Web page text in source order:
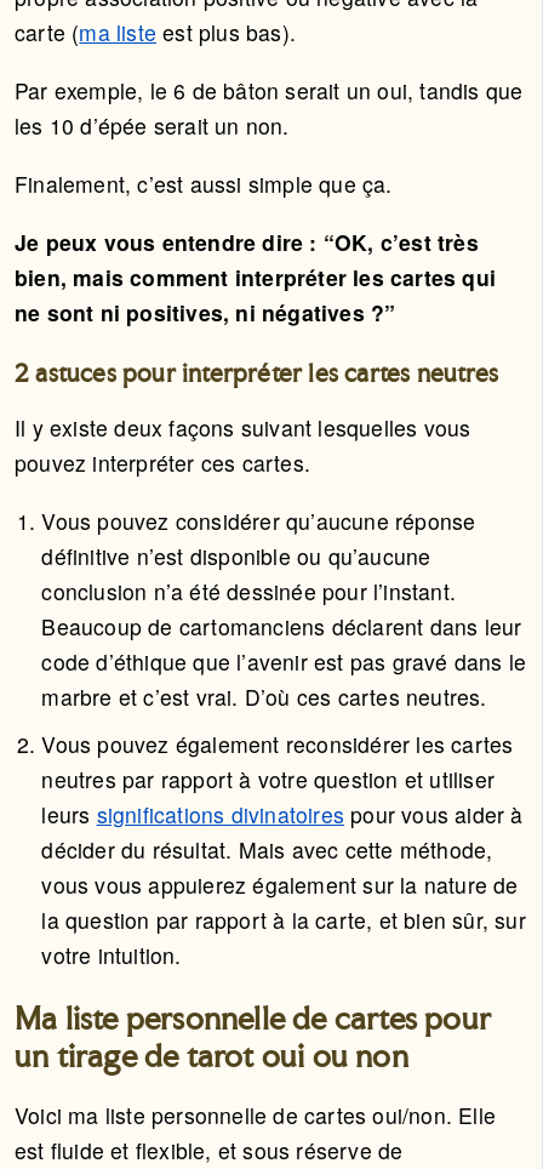
carte (ma liste est plus bas).
Par exemple, le 6 de bâton serait un oui, tandis que
les 10 d’épée serait un non.
Finalement, c’est aussi simple que ça.
Je peux vous entendre dire : “OK, c’est très
bien, mais comment interpréter les cartes qui
ne sont ni positives, ni négatives ?”
2 astuces pour interpréter les cartes neutres
Il y existe deux façons suivant lesquelles vous
pouvez interpréter ces cartes.
Vous pouvez considérer qu’aucune réponse
définitive n’est disponible ou qu’aucune
conclusion n’a été dessinée pour l’instant.
Beaucoup de cartomanciens déclarent dans leur
code d’éthique que l’avenir est pas gravé dans le
marbre et c’est vrai. D’où ces cartes neutres.
Vous pouvez également reconsidérer les cartes
neutres par rapport à votre question et utiliser
leurs significations divinatoires pour vous aider à
décider du résultat. Mais avec cette méthode,
vous vous appuierez également sur la nature de
la question par rapport à la carte, et bien sûr, sur
votre intuition.
Ma liste personnelle de cartes pour
un tirage de tarot oui ou non
Voici ma liste personnelle de cartes oui/non. Elle
est fluide et flexible, et sous réserve de